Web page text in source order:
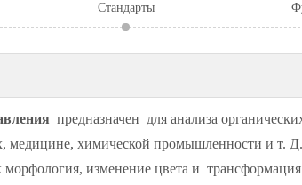
Стандарты
предназначен для анализа
медицине, химической промышленности и т.
изменение цвета и